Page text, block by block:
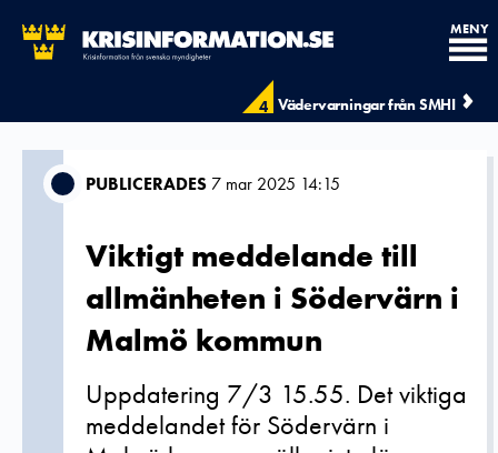
4 Vädervarningar från SMHI
MENY
PUBLICERADES 7 mar 2025 14:15
Viktigt meddelande till
allmänheten i Södervärn i
Malmö kommun
Uppdatering 7/3 15.55. Det viktiga
meddelandet för Södervärn i